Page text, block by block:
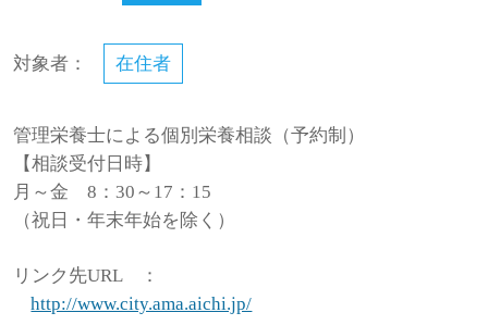
対象者： 在住者
管理栄養士による個別栄養相談（予約制）
【相談受付日時】
月～金 8：30～17：15
（祝日・年末年始を除く）
リンク先URL
：
http://www.city.ama.aichi.jp/